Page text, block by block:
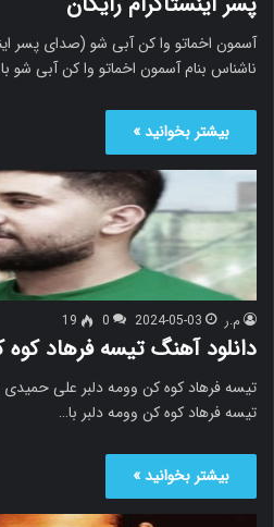
آسمون اخماتو وا کن آبی شو (صدای پسر
ناشناس بنام آسمون اخماتو وا کن آبی شو
بیشتر بخوانید »
م.ر 2024-05-03
0
19
دانلود آهنگ تیسه فرهاد کوه
تیسه فرهاد کوه کن وومه دلبر علی
تیسه فرهاد کوه کن وومه دلبر با…
بیشتر بخوانید »